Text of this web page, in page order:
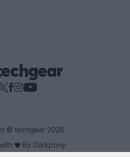
© techgear 2026
By Darkpony